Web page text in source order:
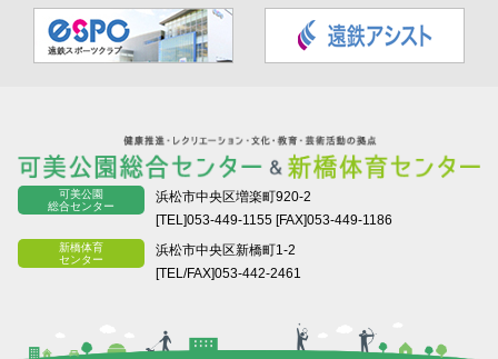
可美公園
総合センター
浜松市中央区増楽町920-2
[TEL]053-449-1155 [FAX]053-449-1186
新橋体育
センター
浜松市中央区新橋町1-2
[TEL/FAX]053-442-2461